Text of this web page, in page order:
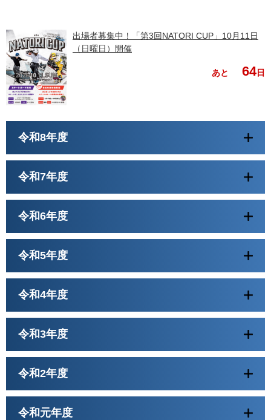
出場者募集中！「第3回NATORI CUP」10月11日
（日曜日）開催
あと 64日
令和8年度
令和7年度
令和6年度
令和5年度
令和4年度
令和3年度
令和2年度
令和元年度